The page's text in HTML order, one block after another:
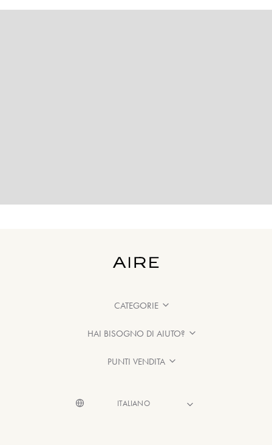
CATEGORIE
HAI BISOGNO DI AIUTO?
PUNTI VENDITA